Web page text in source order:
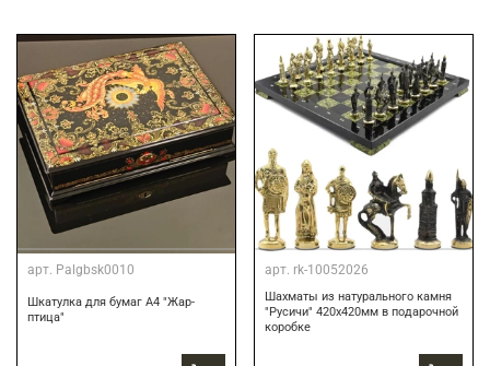
арт. Palgbsk0010
Шкатулка для бумаг А4 "Жар-
птица"
арт. rk-10052026
Шахматы из натурального камня
"Русичи" 420х420мм в подарочной
коробке